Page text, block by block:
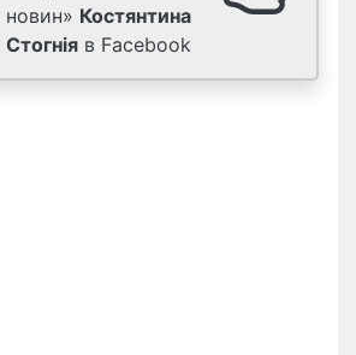
новин» Костянтина
Стогнія в Facebook